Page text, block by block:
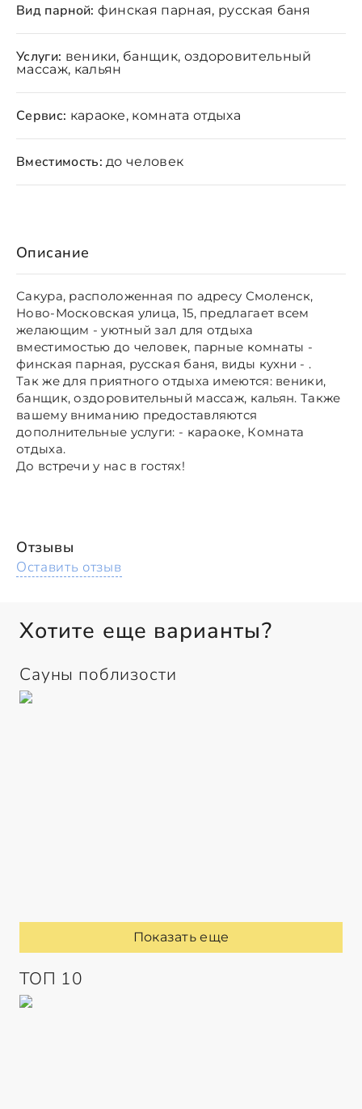
Описание
Сакура, расположенная по адресу Смоленск,
Ново-Московская улица, 15, предлагает всем
желающим - уютный зал для отдыха
вместимостью до человек, парные комнаты -
финская парная, русская баня, виды кухни - .
Так же для приятного отдыха имеются: веники,
банщик, оздоровительный массаж, кальян. Также
вашему вниманию предоставляются
дополнительные услуги: - караоке, Комната
отдыха.
До встречи у нас в гостях!
Вид парной: финская парная, русская баня
Услуги: веники, банщик, оздоровительный
массаж, кальян
Сервис: караоке, комната отдыха
Вместимость: до человек
Отзывы
Оставить отзыв
Хотите еще варианты?
Сауны поблизости
Показать еще
ТОП 10